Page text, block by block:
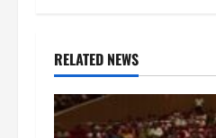
n
a
v
RELATED NEWS